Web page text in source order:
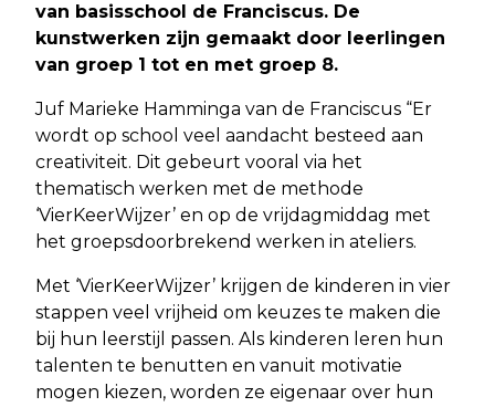
van basisschool de Franciscus. De
kunstwerken zijn gemaakt door leerlingen
van groep 1 tot en met groep 8.
Juf Marieke Hamminga van de Franciscus “Er
wordt op school veel aandacht besteed aan
creativiteit. Dit gebeurt vooral via het
thematisch werken met de methode
‘VierKeerWijzer’ en op de vrijdagmiddag met
het groepsdoorbrekend werken in ateliers.
Met ‘VierKeerWijzer’ krijgen de kinderen in vier
stappen veel vrijheid om keuzes te maken die
bij hun leerstijl passen. Als kinderen leren hun
talenten te benutten en vanuit motivatie
mogen kiezen, worden ze eigenaar over hun